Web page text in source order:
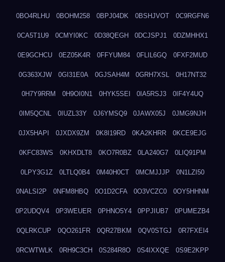
0BO4RLHU 0BOHM258 0BPJ04DK 0BSHJVOT 0C9RGFN6
0CA5T1U9 0CMYI0KC 0D38QEGH 0DCJSPJ1 0DZMHHX1
0E9GCHCU 0EZ05K4R 0FFYUM84 0FLIL6GQ 0FXF2MUD
0G363XJW 0GI31E0A 0GJSAH4M 0GRH7XSL 0H17NT32
0H7Y9RRM 0H9OI0N1 0HYK5SEI 0IA5RSJ3 0IF4Y4UQ
0IM5QCNL 0IUZL33Y 0J6YMSQ9 0JAWX05J 0JMG9NJH
0JX5HAPI 0JXDX9ZM 0K8I19RD 0KA2KHRR 0KCE9EJG
0KFC83WS 0KHXDLT8 0KO7R0BZ 0LA240G7 0LIQ91PM
0LPY3G1Z 0LTLQ0B4 0M40H0CT 0MCMJJJP 0N1LZI50
0NALSI2P 0NFM8HBQ 0O1D2CFA 0O3VCZC0 0OY5HHNM
0P2UDQV4 0P3WEUER 0PHNO5Y4 0PPJIUB7 0PUMEZB4
0QLRKCUP 0QO261FR 0QR27BKM 0QV0STGJ 0R7FXEI4
0RCWTWLK 0RH9C3CH 0S284R8O 0S4IXXQE 0S9E2KPP